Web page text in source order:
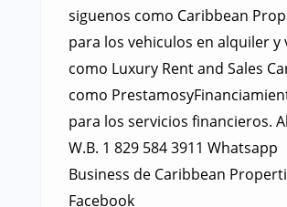
siguenos como Caribbean
para los vehiculos en alquiler y
como Luxury Rent and Sales
como
para los servicios financieros.
W.B. 1 829 584 3911 Whatsapp
Business de Caribbean
Facebook